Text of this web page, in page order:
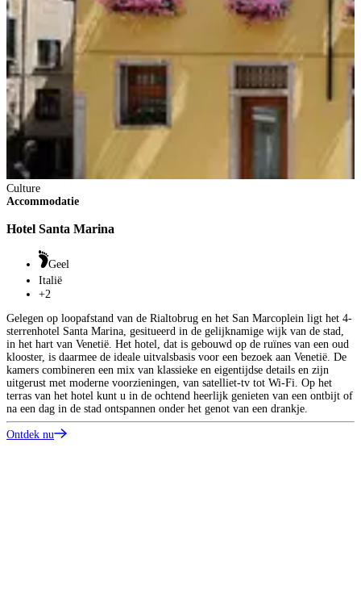
Culture
Accommodatie
Hotel Santa Marina
Geel
Italië
+2
Gelegen op loopafstand van de Rialtobrug en het San Marcoplein ligt het 4-
sterrenhotel Santa Marina, gesitueerd in de gelijknamige wijk van de stad,
in het hart van Venetië. Het hotel, dat is gebouwd op de ruïnes van een oud
klooster, is daarmee de ideale uitvalsbasis voor een bezoek aan Venetië. De
kamers combineren een mix van klassieke en eigentijdse details en zijn
uitgerust met moderne voorzieningen, van satelliet-tv tot Wi-Fi. Op het
terras van het hotel kunt u in de ochtend heerlijk genieten van een ontbijt of
na een dag in de stad ontspannen onder het genot van een drankje.
Ontdek nu